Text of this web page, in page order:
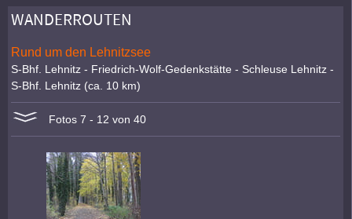
WANDERROUTEN
Rund um den Lehnitzsee
S-Bhf. Lehnitz - Friedrich-Wolf-Gedenkstätte - Schleuse Lehnitz -
S-Bhf. Lehnitz (ca. 10 km)
Fotos 7 - 12 von 40